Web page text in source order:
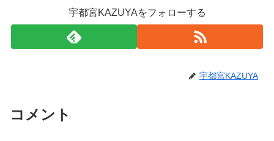
宇都宮KAZUYAをフォローする
宇都宮KAZUYA
コメント